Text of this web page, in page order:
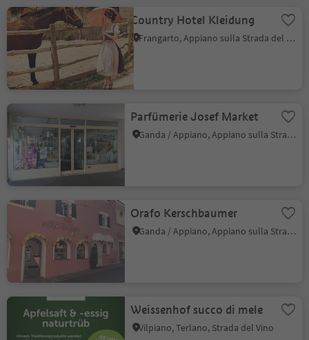
Country Hotel Kleidung
Frangarto, Appiano sulla Strada del Vino, Strada del Vino
Parfümerie Josef Market
Ganda / Appiano, Appiano sulla Strada del Vino, Strada del Vino
Orafo Kerschbaumer
Ganda / Appiano, Appiano sulla Strada del Vino, Strada del Vino
Weissenhof succo di mele
Vilpiano, Terlano, Strada del Vino